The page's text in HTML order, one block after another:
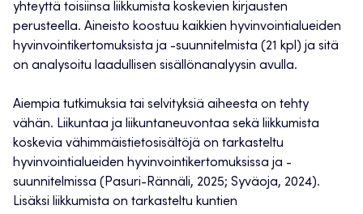
yhteyttä toisiinsa liikkumista koskevien kirjausten
perusteella. Aineisto koostuu kaikkien hyvinvointialueiden
hyvinvointikertomuksista ja -suunnitelmista (21 kpl) ja sitä
on analysoitu laadullisen sisällönanalyysin avulla.
Aiempia tutkimuksia tai selvityksiä aiheesta on tehty
vähän. Liikuntaa ja liikuntaneuvontaa sekä liikkumista
koskevia vähimmäistietosisältöjä on tarkasteltu
hyvinvointialueiden hyvinvointikertomuksissa ja -
suunnitelmissa (Pasuri-Rännäli, 2025; Syväoja, 2024).
Lisäksi liikkumista on tarkasteltu kuntien